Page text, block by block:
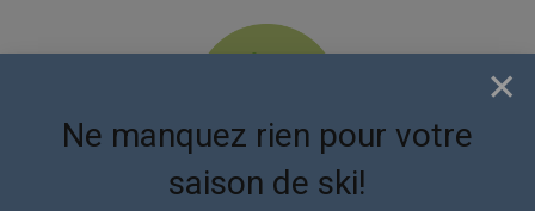
EN ATTENDANT LES
×
Ne manquez rien pour votre
saison de ski!